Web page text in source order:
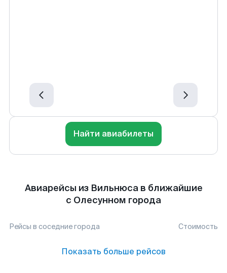
Найти авиабилеты
Авиарейсы из Вильнюса в ближайшие
с Олесунном города
Рейсы в соседние города Стоимость
Показать больше рейсов